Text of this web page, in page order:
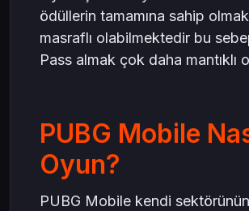
ödüllerin tamamına sahip
masraflı olabilmektedir bu
Pass almak çok daha mantıklı
PUBG Mobile
Oyun?
PUBG Mobile kendi